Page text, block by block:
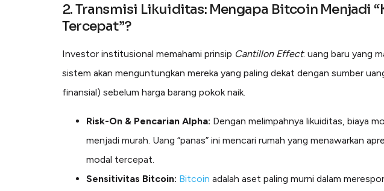
2. Transmisi Likuiditas: Mengapa Bitcoin Menjadi
Tercepat”?
Investor institusional memahami prinsip Cantillon Effect: uang baru yang
sistem akan menguntungkan mereka yang paling dekat dengan sumber
finansial) sebelum harga barang pokok naik.
Risk-On & Pencarian Alpha: Dengan melimpahnya likuiditas, biaya
menjadi murah. Uang “panas” ini mencari rumah yang menawarkan
modal tercepat.
Sensitivitas Bitcoin: Bitcoin adalah aset paling murni dalam